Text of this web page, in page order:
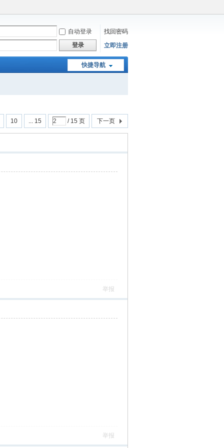
自动登录
找回密码
登录
立即注册
快捷导航
10 ... 15 / 15 页 下一页
举报
举报